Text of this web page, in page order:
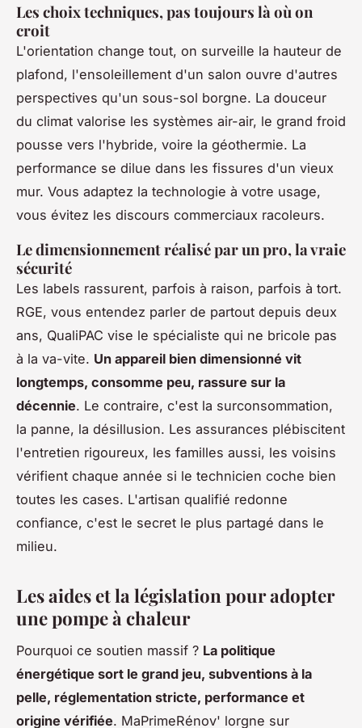
Les choix techniques, pas toujours là où on
croit
L'orientation change tout, on surveille la hauteur de
plafond, l'ensoleillement d'un salon ouvre d'autres
perspectives qu'un sous-sol borgne. La douceur
du climat valorise les systèmes air-air, le grand froid
pousse vers l'hybride, voire la géothermie. La
performance se dilue dans les fissures d'un vieux
mur. Vous adaptez la technologie à votre usage,
vous évitez les discours commerciaux racoleurs.
Le dimensionnement réalisé par un pro, la vraie
sécurité
Les labels rassurent, parfois à raison, parfois à tort.
RGE, vous entendez parler de partout depuis deux
ans, QualiPAC vise le spécialiste qui ne bricole pas
à la va-vite. Un appareil bien dimensionné vit
longtemps, consomme peu, rassure sur la
décennie. Le contraire, c'est la surconsommation,
la panne, la désillusion. Les assurances plébiscitent
l'entretien rigoureux, les familles aussi, les voisins
vérifient chaque année si le technicien coche bien
toutes les cases. L'artisan qualifié redonne
confiance, c'est le secret le plus partagé dans le
milieu.
Les aides et la législation pour adopter
une pompe à chaleur
Pourquoi ce soutien massif ? La politique
énergétique sort le grand jeu, subventions à la
pelle, réglementation stricte, performance et
origine vérifiée. MaPrimeRénov' lorgne sur